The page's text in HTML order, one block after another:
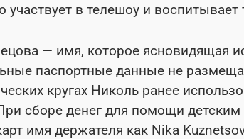
участвует в телешоу и воспитывает
— имя, которое ясновидящая
паспортные данные не
кругах Николь ранее
сборе денег для помощи
имя держателя как Nika